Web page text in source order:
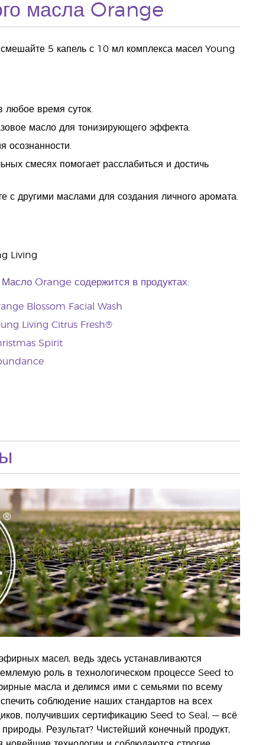
масла Orange
5 капель с 10 мл комплекса масел Young
любое время суток.
масло для тонизирующего эффекта.
смесях помогает расслабиться и достичь
с другими маслами для создания личного аромата.
Living
Масло Orange содержится в продуктах:
Blossom Facial Wash
Living Citrus Fresh®
Spirit
масел, ведь здесь устанавливаются
роль в технологическом процессе Seed to
масла и делимся ими с семьями по всему
соблюдение наших стандартов на всех
получивших сертификацию Seed to Seal, — всё
Результат? Чистейший конечный продукт,